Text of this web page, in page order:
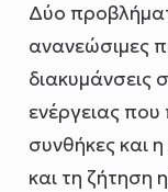
Δύο
ανανεώσιμες
διακυμάνσεις
ενέργειας που
συνθήκες και
και τη ζήτηση